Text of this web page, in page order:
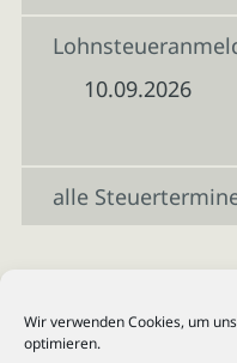
Wir verwenden Cookies, um
optimieren.
10.09.2026
alle